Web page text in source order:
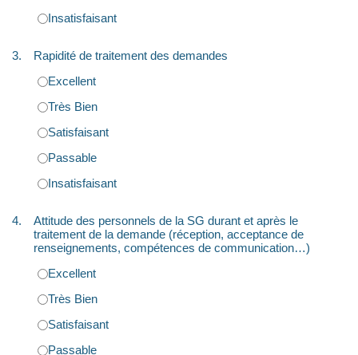
Insatisfaisant
3.
Rapidité de traitement des demandes
Excellent
Très Bien
Satisfaisant
Passable
Insatisfaisant
4.
Attitude des personnels de la SG durant et après le
traitement de la demande (réception, acceptance de
renseignements, compétences de communication…)
Excellent
Très Bien
Satisfaisant
Passable